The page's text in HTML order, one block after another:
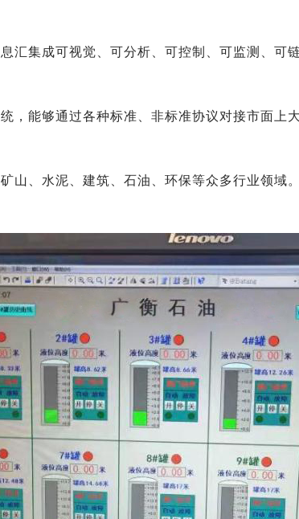
汇集成可视觉、可分析、可控制、可监测、可
，能够通过各种标准、非标准协议对接市面上
山、水泥、建筑、石油、环保等众多行业领域。